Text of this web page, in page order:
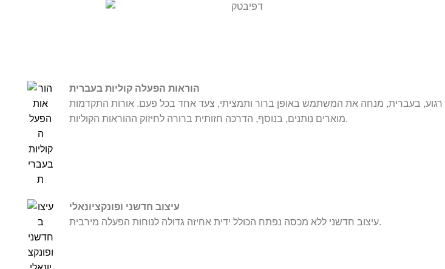
הוראות הפעלה קוליות בעברית
רגוע, בעברית, מנחה את המשתמש באופן ברור ותמציתי, צעד אחד בכל פעם. אורות התקדמות
מוארים נותנים, בנוסף, הדרכה חזותית ברורה לחיזוק ההוראות הקוליות.
עיצוב חדשני ופונקציונאלי
עיצוב חדשני ללא מכסה נפתח הכולל ידית אחיזה גדולה לנוחות הפעלה מירבית.